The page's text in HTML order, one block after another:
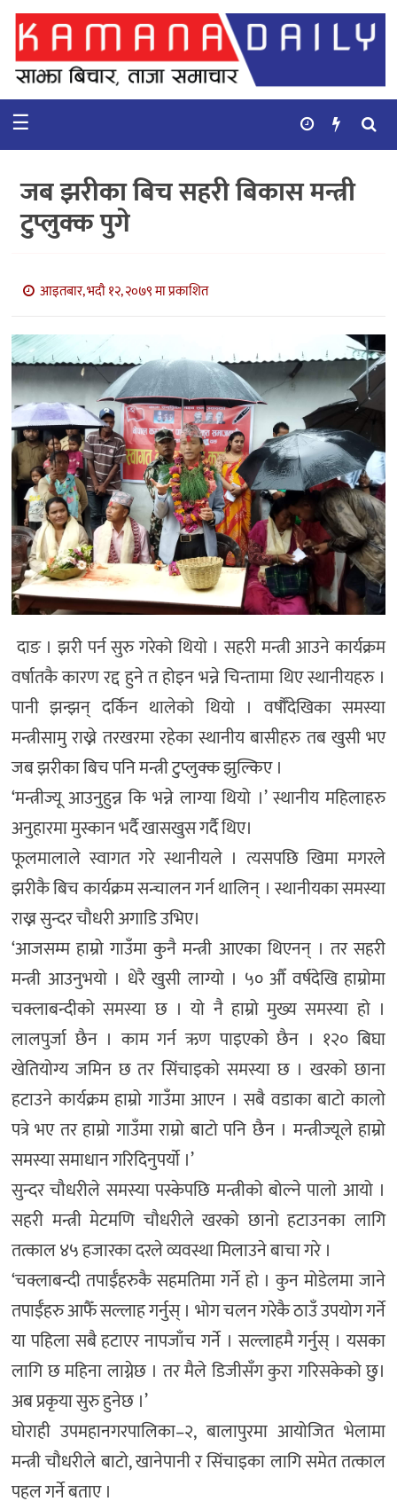
गृहपृष्ठ
समाचार
कुराकानी
बाणिज्य
भिडियो
सिफारिस
☰
जब झरीका बिच सहरी बिकास मन्त्री
टुप्लुक्क पुगे
आइतबार, भदौ १२, २०७९ मा प्रकाशित
दाङ । झरी पर्न सुरु गरेको थियो । सहरी मन्त्री आउने कार्यक्रम
वर्षातकै कारण रद्द हुने त होइन भन्ने चिन्तामा थिए स्थानीयहरु ।
पानी झन्झन् दर्किन थालेको थियो । वर्षाैँदेखिका समस्या
मन्त्रीसामु राख्ने तरखरमा रहेका स्थानीय बासीहरु तब खुसी भए
जब झरीका बिच पनि मन्त्री टुप्लुक्क झुल्किए ।
‘मन्त्रीज्यू आउनुहुन्न कि भन्ने लाग्या थियो ।’ स्थानीय महिलाहरु
अनुहारमा मुस्कान भर्दै खासखुस गर्दै थिए।
फूलमालाले स्वागत गरे स्थानीयले । त्यसपछि खिमा मगरले
झरीकै बिच कार्यक्रम सन्चालन गर्न थालिन् । स्थानीयका समस्या
राख्न सुन्दर चौधरी अगाडि उभिए।
‘आजसम्म हाम्रो गाउँमा कुनै मन्त्री आएका थिएनन् । तर सहरी
मन्त्री आउनुभयो । धेरै खुसी लाग्यो । ५० औँ वर्षदेखि हाम्रोमा
चक्लाबन्दीको समस्या छ । यो नै हाम्रो मुख्य समस्या हो ।
लालपुर्जा छैन । काम गर्न ऋण पाइएको छैन । १२० बिघा
खेतियोग्य जमिन छ तर सिंचाइको समस्या छ । खरको छाना
हटाउने कार्यक्रम हाम्रो गाउँमा आएन । सबै वडाका बाटो कालो
पत्रे भए तर हाम्रो गाउँमा राम्रो बाटो पनि छैन । मन्त्रीज्यूले हाम्रो
समस्या समाधान गरिदिनुपर्याे ।’
सुन्दर चौधरीले समस्या पस्केपछि मन्त्रीको बोल्ने पालो आयो ।
सहरी मन्त्री मेटमणि चौधरीले खरको छानो हटाउनका लागि
तत्काल ४५ हजारका दरले व्यवस्था मिलाउने बाचा गरे ।
‘चक्लाबन्दी तपाईँहरुकै सहमतिमा गर्ने हो । कुन मोडेलमा जाने
तपाईँहरु आफैँ सल्लाह गर्नुस् । भोग चलन गरेकै ठाउँ उपयोग गर्ने
या पहिला सबै हटाएर नापजाँच गर्ने । सल्लाहमै गर्नुस् । यसका
लागि छ महिना लाग्नेछ । तर मैले डिजीसँग कुरा गरिसकेको छु।
अब प्रकृया सुरु हुनेछ ।’
घोराही उपमहानगरपालिका–२, बालापुरमा आयोजित भेलामा
मन्त्री चौधरीले बाटो, खानेपानी र सिंचाइका लागि समेत तत्काल
पहल गर्ने बताए ।